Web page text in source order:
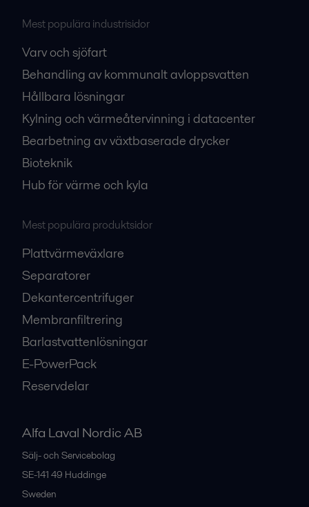
Mest populära industrisidor
Varv och sjöfart
Behandling av kommunalt avloppsvatten
Hållbara lösningar
Kylning och värmeåtervinning i datacenter
Bearbetning av växtbaserade drycker
Bioteknik
Hub för värme och kyla
Mest populära produktsidor
Plattvärmeväxlare
Separatorer
Dekantercentrifuger
Membranfiltrering
Barlastvattenlösningar
E-PowerPack
Reservdelar
Alfa Laval Nordic AB
Sälj- och Servicebolag
SE-141 49 Huddinge
Sweden